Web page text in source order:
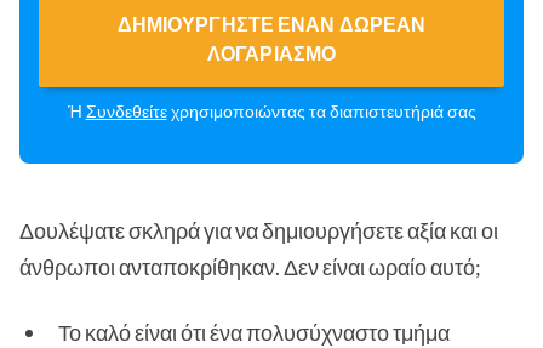
ΔΗΜΙΟΥΡΓΉΣΤΕ ΈΝΑΝ ΔΩΡΕΆΝ
ΛΟΓΑΡΙΑΣΜΌ
Ή Συνδεθείτεχρησιμοποιώντας τα διαπιστευτήριά σας
Δουλέψατε σκληρά για να δημιουργήσετε αξία και οι
άνθρωποι ανταποκρίθηκαν. Δεν είναι ωραίο αυτό;
Το καλό είναι ότι ένα πολυσύχναστο τμήμα